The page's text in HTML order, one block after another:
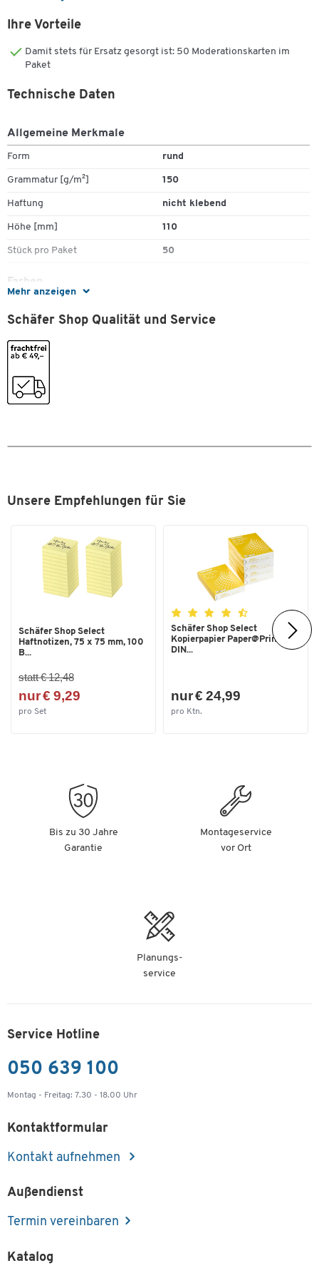
von Themen etc.
Anmerkungen und Kommentare wirkungsvoll notieren
50 Stück
Ihre Vorteile
Damit stets für Ersatz gesorgt ist: 50 Moderationskarten im
Paket
Mehr anzeigen
Technische Daten
Allgemeine Merkmale
Form rund
Grammatur [g/m²] 150
Haftung nicht klebend
Höhe [mm] 110
Stück pro Paket 50
Farben
Breite [mm]
Schäfer Shop Qualität und Service
Unsere Empfehlungen für Sie
Schäfer Shop Select
Haftnotizen, 75 x 75 mm, 100
B...
statt € 12,48
nur € 9,29
pro Set
Schäfer Shop Select
Kopierpapier Paper@Print,
DIN...
nur € 24,99
pro Ktn.
Zum Zoomen doppeltippen
Bis zu 30 Jahre
Garantie
Montageservice
vor Ort
Planungs-
service
Service Hotline
050 639 100
Montag - Freitag: 7.30 - 18.00 Uhr
Kontaktformular
Kontakt aufnehmen
Außendienst
Termin vereinbaren
Katalog